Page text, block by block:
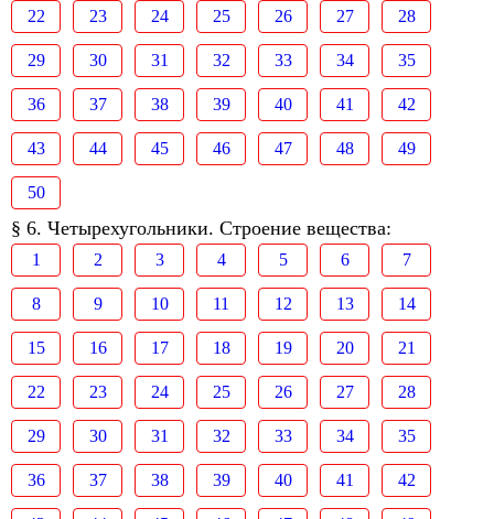
22 23 24 25 26 27 28
29 30 31 32 33 34 35
36 37 38 39 40 41 42
43 44 45 46 47 48 49
50
§ 6. Четырехугольники. Строение вещества:
1 2 3 4 5 6 7
8 9 10 11 12 13 14
15 16 17 18 19 20 21
22 23 24 25 26 27 28
29 30 31 32 33 34 35
36 37 38 39 40 41 42